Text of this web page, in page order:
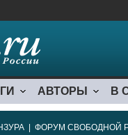
АВТОРЫ В
ФОРУМ СВОБОДНОЙ